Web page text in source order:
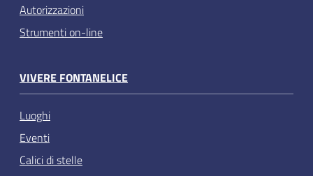
Autorizzazioni
Strumenti on-line
VIVERE FONTANELICE
Luoghi
Eventi
Calici di stelle